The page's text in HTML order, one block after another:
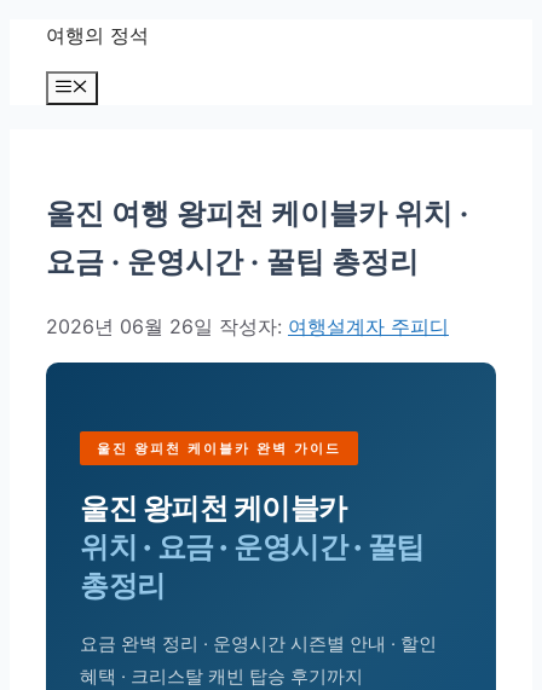
컨텐츠로
건너뛰기
여행의 정석
메뉴
울진 여행 왕피천 케이블카 위치 ·
요금 · 운영시간 · 꿀팁 총정리
2026년 06월 26일 작성자: 여행설계자 주피디
울진 왕피천 케이블카 완벽 가이드
울진 왕피천 케이블카
위치 · 요금 · 운영시간 · 꿀팁
총정리
요금 완벽 정리 · 운영시간 시즌별 안내 · 할인
혜택 · 크리스탈 캐빈 탑승 후기까지